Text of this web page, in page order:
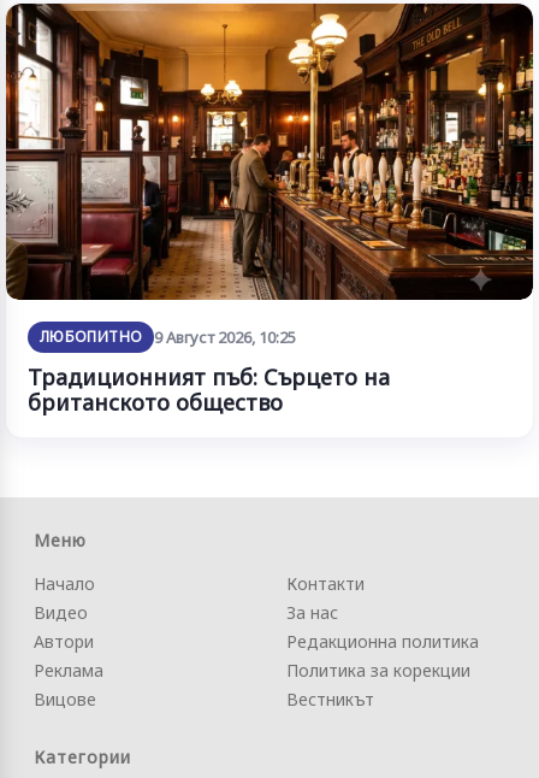
ЛЮБОПИТНО 9 Август 2026, 10:25
Традиционният пъб: Сърцето на
британското общество
Меню
Начало
Видео
Автори
Реклама
Вицове
Контакти
За нас
Редакционна политика
Политика за корекции
Вестникът
Категории